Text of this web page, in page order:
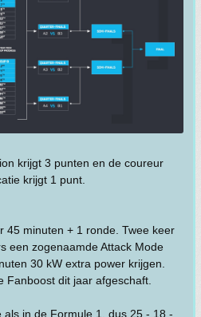
krijgt 3 punten en de coureur
krijgt 1 punt.
45 minuten + 1 ronde. Twee keer
een zogenaamde Attack Mode
30 kW extra power krijgen.
Fanboost dit jaar afgeschaft.
als in de Formule 1, dus 25 - 18 -